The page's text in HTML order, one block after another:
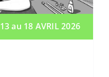
13 au 18 AVRIL 2026